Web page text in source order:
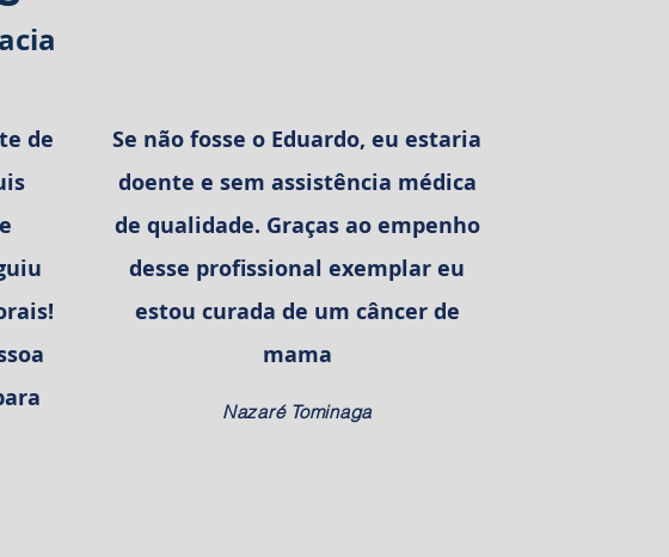
de
Se não fosse o Eduardo, eu estaria
doente e sem assistência médica
de qualidade. Graças ao empenho
desse profissional exemplar eu
estou curada de um câncer de
mama
Nazaré Tominaga